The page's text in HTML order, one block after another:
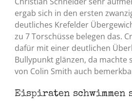
ergab sich in den ersten
deutliches Krefelder
zu 7 Torschüsse belegen das.
dafür mit einer deutlichen
Bullypunkt glänzen, da machte
von Colin Smith auch
Eispiraten